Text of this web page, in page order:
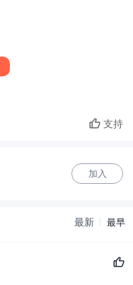
支持
加入
最新 最早